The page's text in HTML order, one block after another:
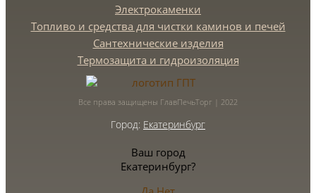
Электрокаменки
Топливо и средства для чистки каминов и печей
Сантехнические изделия
Термозащита и гидроизоляция
Все права защищены ГлавПечьТорг | 2022
Город: Екатеринбург
Ваш город
Екатеринбург?